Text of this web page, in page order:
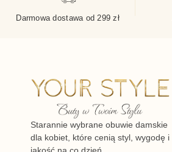
Darmowa dostawa od 299 zł
Starannie wybrane obuwie damskie
dla kobiet, które cenią styl, wygodę i